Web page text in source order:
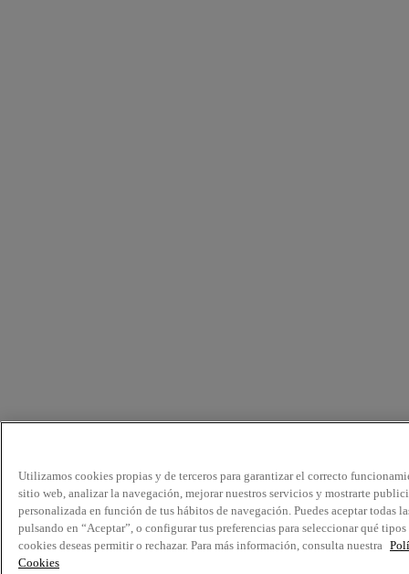
Utilizamos cookies propias y de terceros para garantizar el correcto
sitio web, analizar la navegación, mejorar nuestros servicios y mostrarte
personalizada en función de tus hábitos de navegación. Puedes aceptar todas
pulsando en “Aceptar”, o configurar tus preferencias para seleccionar qué tipos
cookies deseas permitir o rechazar. Para más información, consulta nuestra
Cookies